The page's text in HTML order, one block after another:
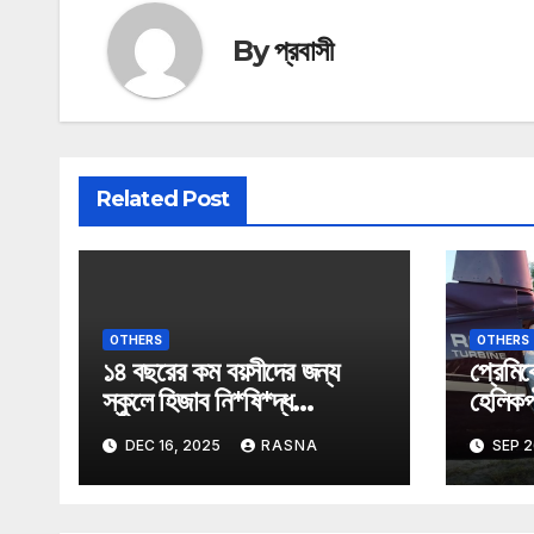
Byপ্রবাসী
Related Post
OTHERS
১৪ বছরের কম বয়সীদের জন্য
স্কুলে হিজাব নি*ষি*দ্ধ
অস্ট্রিয়ায়।
DEC 16, 2025 RASNA
OTHERS
তুললেন
SEP